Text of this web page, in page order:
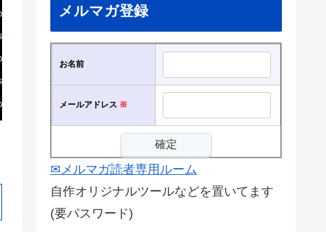
メルマガ登録
お名前
メールアドレス ※
✉メルマガ読者専用ルーム
自作オリジナルツールなどを置いてます
(要パスワード)